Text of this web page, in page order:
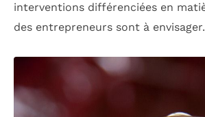
interventions différenciées en
des entrepreneurs sont à envisager.